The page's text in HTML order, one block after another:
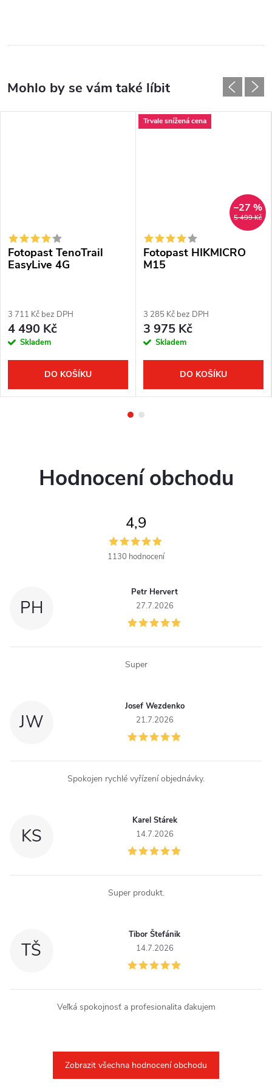
Fotopast TenoTrail
EasyLive 4G
3 711 Kč bez DPH
4 490 Kč
Skladem
DO KOŠÍKU
Trvale snížená cena
5 499 Kč
–27 %
Fotopast HIKMICRO
M15
3 285 Kč bez DPH
3 975 Kč
Skladem
DO KOŠÍKU
Hodnocení obchodu
4,9
1130 hodnocení
PH
Petr Hervert
27.7.2026
Super
JW
Josef Wezdenko
21.7.2026
Spokojen rychlé vyřízení objednávky.
KS
Karel Stárek
14.7.2026
Super produkt.
TŠ
Tibor Štefánik
14.7.2026
Veľká spokojnosť a profesionalita ďakujem
Zobrazit všechna hodnocení obchodu